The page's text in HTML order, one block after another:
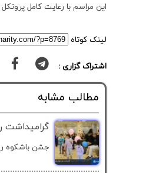
این مراسم با رعایت کامل
لینک کوتاه
اشتراک گزاری :
مطالب مشابه
گرامیداشت
جشن باشکوه